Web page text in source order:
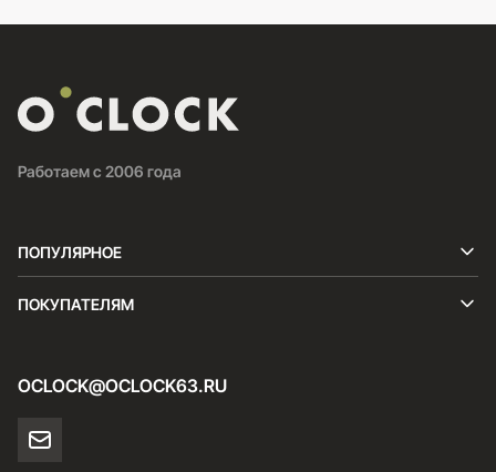
Работаем с 2006 года
ПОПУЛЯРНОЕ
ПОКУПАТЕЛЯМ
OCLOCK@OCLOCK63.RU